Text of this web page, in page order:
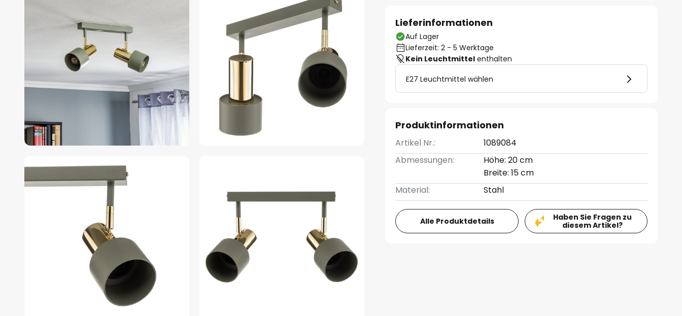
Lieferinformationen
Auf Lager
Lieferzeit: 2 - 5 Werktage
Kein Leuchtmittel enthalten
E27 Leuchtmittel wählen
Produktinformationen
Artikel Nr.:
1089084
Abmessungen:
Höhe: 20 cm
Breite: 15 cm
Material:
Stahl
Alle Produktdetails
Haben Sie Fragen zu
diesem Artikel?